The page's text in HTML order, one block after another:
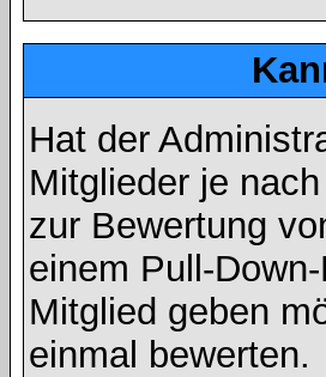
Hat der
Mitglieder je
zur Bewertung
einem Pull-
Mitglied geben
einmal bewerten.